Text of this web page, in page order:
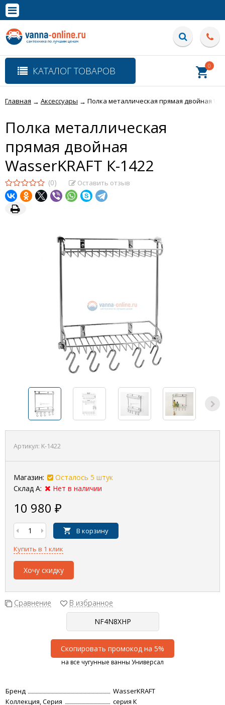
Полная версия сайта
КАТАЛОГ ТОВАРОВ 0
Главная → Аксессуары → Полка металлическая прямая двойная
Полка металлическая
прямая двойная
WasserKRAFT К-1422
(0) Оставить отзыв
Артикул: K-1422
Магазин:
Осталось 5 штук
Склад А:
Нет в наличии
10 980 ₽
В корзину
Купить в 1 клик
Хочу скидку
Сравнение В избранное
Скопировать промокод на 5%
на все чугунные ванны Универсал
Бренд
WasserKRAFT
Коллекция, Серия
серия К